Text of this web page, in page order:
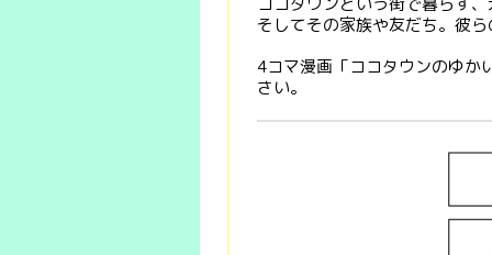
そしてその家族や友だち。彼
4コマ漫画「ココタウンのゆ
さい。